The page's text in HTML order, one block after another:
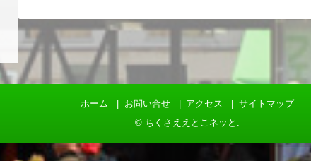
ホーム お問い合せ アクセス
サイトマップ
© ちくさええとこネッと .